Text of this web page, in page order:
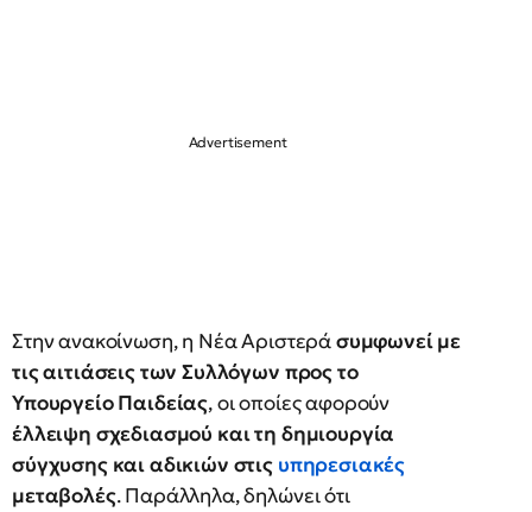
Στην ανακοίνωση, η Νέα Αριστεράσυμφωνεί με
τις αιτιάσεις των Συλλόγων προς το
Υπουργείο Παιδείας, οι οποίες αφορούν
έλλειψη σχεδιασμού και τη δημιουργία
σύγχυσης και αδικιών στις υπηρεσιακές
μεταβολές. Παράλληλα, δηλώνει ότι